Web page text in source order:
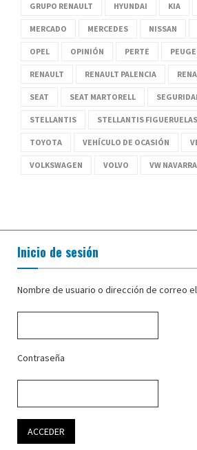
GRUPO RENAULT HYUNDAI KIA
MERCADO MERCEDES NISSAN
OPEL OPINIÓN PERTE
RENAULT RENAULT PALENCIA
SEAT SEAT MARTORELL
STELLANTIS STELLANTIS FIGUERUELAS
TOYOTA VEHÍCULO DE OCASIÓN
VOLKSWAGEN VOLVO VW NAVARRA
Inicio de sesión
Nombre de usuario o dirección de correo
Contraseña